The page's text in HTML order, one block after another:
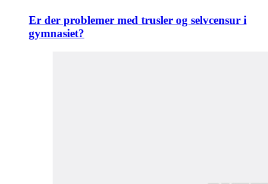
Er der problemer med trusler og selvcensur i
gymnasiet?